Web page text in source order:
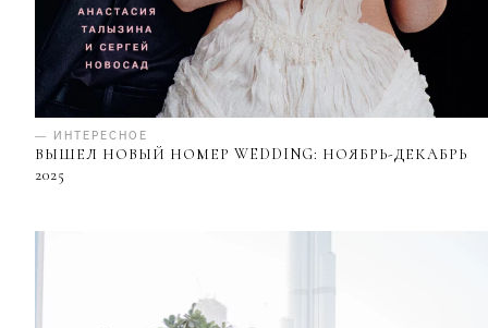
— ИНТЕРЕСНОЕ
ВЫШЕЛ НОВЫЙ НОМЕР WEDDING: НОЯБРЬ-ДЕКАБРЬ
2025